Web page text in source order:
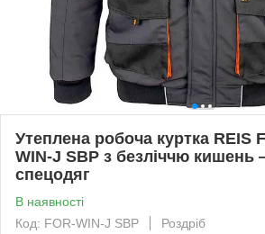
Утеплена робоча куртка REIS
WIN-J SBP з безліччю
спецодяг
В наявності
Код: FOR-WIN-J SBP
Роздріб